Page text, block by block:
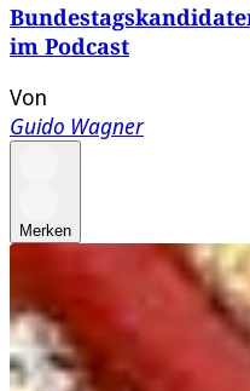
im Podcast
Von
Guido Wagner
Merken